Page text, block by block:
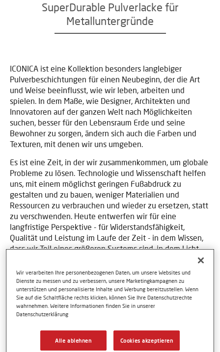
SuperDurable Pulverlacke für
Metalluntergründe
ICONICA ist eine Kollektion besonders langlebiger
Pulverbeschichtungen für einen Neubeginn, der die Art
und Weise beeinflusst, wie wir leben, arbeiten und
spielen. In dem Maße, wie Designer, Architekten und
Innovatoren auf der ganzen Welt nach Möglichkeiten
suchen, besser für den Lebensraum Erde und seine
Bewohner zu sorgen, ändern sich auch die Farben und
Texturen, mit denen wir uns umgeben.
Es ist eine Zeit, in der wir zusammenkommen, um globale
Probleme zu lösen. Technologie und Wissenschaft helfen
uns, mit einem möglichst geringen Fußabdruck zu
gestalten und zu bauen, weniger Materialien und
Ressourcen zu verbrauchen und wieder zu ersetzen, statt
zu verschwenden. Heute entwerfen wir für eine
langfristige Perspektive - für Widerstandsfähigkeit,
Qualität und Leistung im Laufe der Zeit - in dem Wissen,
dass wir Teil eines größeren Systems sind, in dem Licht
und Dunkelheit, Sonne und Mond, das Natürliche und das
vom Menschen Geschaffene in Harmonie nebeneinander
bestehen müssen.
Wir verarbeiten Ihre personenbezogenen Daten, um unsere Websites und
Dienste zu messen und zu verbessern, unsere Marketingkampagnen zu
unterstützen und personalisierte Inhalte und Werbung bereitzustellen. Wenn
Sie auf die Schaltfläche rechts klicken, können Sie Ihre Datenschutzrechte
wahrnehmen. Weitere Informationen finden Sie in unserer
Datenschutzerklärung
Alle ablehnen Cookies akzeptieren